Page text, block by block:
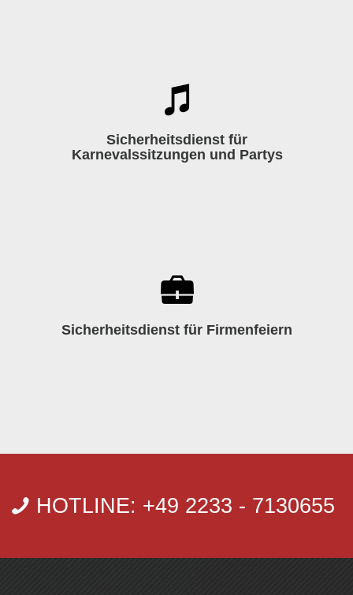
Sicherheitsdienst für
Karnevalssitzungen und Partys
Sicherheitsdienst für
Karnevalssitzungen und Partys
Sicherheitsdienst für Firmenfeiern
Sicherheitsdienst für
HOTLINE: +49 2233 - 7130655